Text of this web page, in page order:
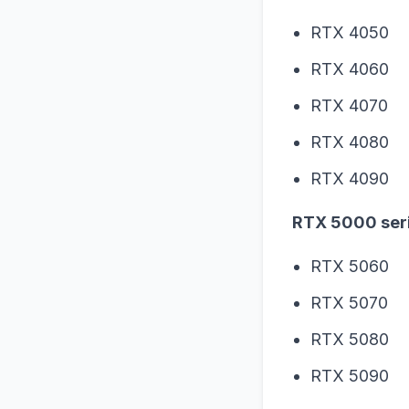
RTX 4050
RTX 4060
RTX 4070
RTX 4080
RTX 4090
RTX 5000
RTX 5060
RTX 5070
RTX 5080
RTX 5090